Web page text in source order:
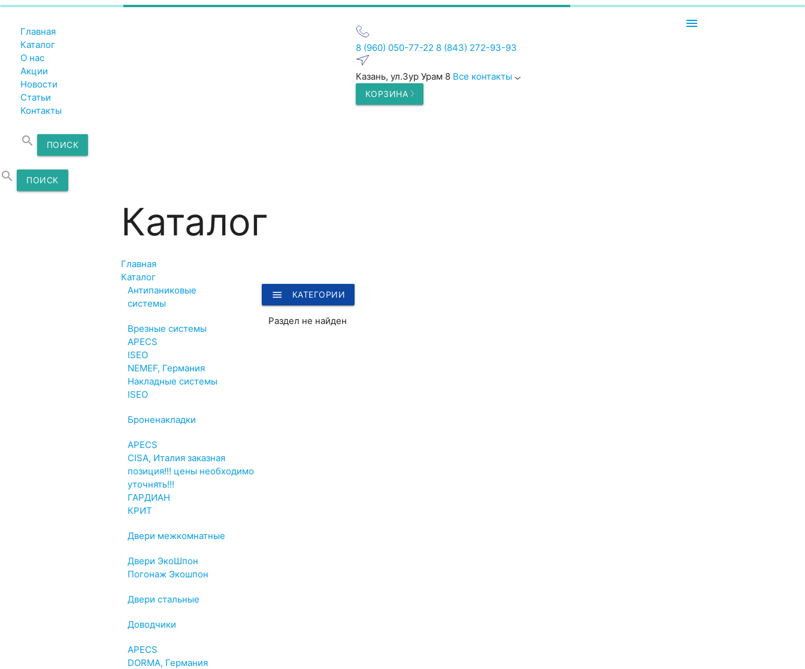
menu
Главная
Каталог
О нас
Акции
Новости
Статьи
Контакты
search ПОИСК
8 (960) 050-77-22 8 (843) 272-93-93
Казань, ул.Зур Урам 8 Все контакты
КОРЗИНА
search ПОИСК
Каталог
Главная
Каталог
Антипаниковые
системы
Врезные системы
APECS
ISEO
NEMEF, Германия
Накладные системы
ISEO
Броненакладки
APECS
CISA, Италия заказная
позиция!!! цены необходимо
уточнять!!!
ГАРДИАН
КРИТ
Двери межкомнатные
Двери ЭкоШпон
Погонаж Экошпон
Двери стальные
Доводчики
APECS
DORMA, Германия
menu КАТЕГОРИИ
Раздел не найден